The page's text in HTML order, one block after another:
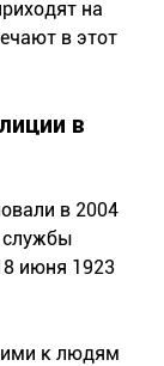
на
в этот
в
в 2004
службы
июня 1923
к людям